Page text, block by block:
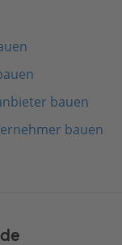
bauen
bauen